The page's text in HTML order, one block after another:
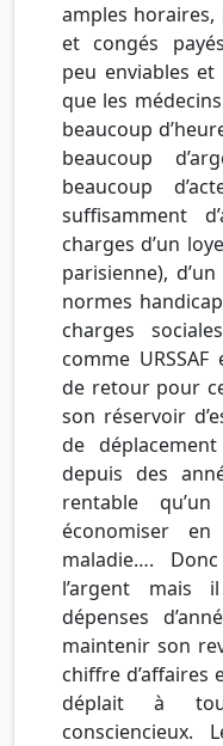
amples
et congés
peu enviables
que les
beaucoup
beaucoup
beaucoup
suffisamment
charges d’un
parisienne),
normes
charges
comme
de retour pour
son réservoir
de
depuis des
rentable
économiser
maladie….
l’argent mais
dépenses
maintenir son
chiffre d’affaires
déplait à
consciencieux.